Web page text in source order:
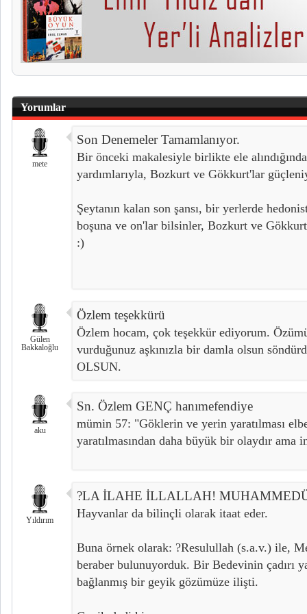
Yorumlar
mete
Son Denemeler Tamamlanıyor.
Bir önceki makalesiyle birlikte ele
yardımlarıyla, Bozkurt ve Gökkurt'lar
Şeytanın kalan son şansı, bir yerlerde
boşuna ve on'lar bilsinler, Bozkurt ve
:)
Gülen
Bakkaloğlu
Özlem teşekkürü
Özlem hocam, çok teşekkür ediyorum.
vurduğunuz aşkınızla bir damla olsun
OLSUN.
aku
Sn. Özlem GENÇ hanımefendiye
mümin 57: "Göklerin ve yerin yaratılması
yaratılmasından daha büyük bir olaydır ama
Yıldırım
?LA İLAHE İLLALLAH!
Hayvanlar da bilinçli olarak itaat eder.
Buna örnek olarak: ?Resulullah (s.a.v.) ile,
beraber bulunuyorduk. Bir Bedevinin çadırı
bağlanmış bir geyik gözümüze ilişti.